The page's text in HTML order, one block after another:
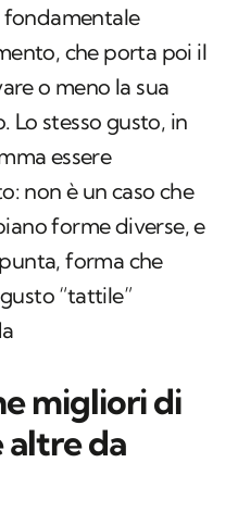
fondamentale
che porta poi il
o meno la sua
Lo stesso gusto, in
essere
non è un caso che
forme diverse, e
forma che
“tattile”
migliori di
altre da